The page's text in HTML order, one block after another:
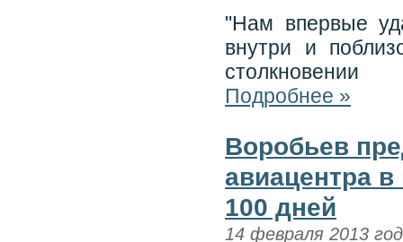
"Нам впервые
внутри и
столкновении
Подробнее »
Воробьев
авиацентра
100 дней
14 февраля 2013